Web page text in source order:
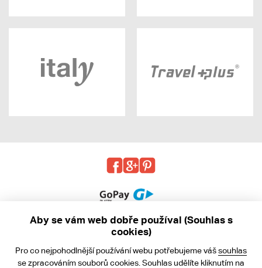
Obchodní podmínky
Aby se vám web dobře používal (Souhlas s
cookies)
Pro co nejpohodlnější používání webu potřebujeme vášsouhlas
se zpracováním souborů cookies. Souhlas udělíte kliknutím na